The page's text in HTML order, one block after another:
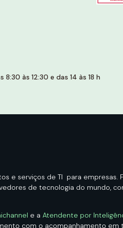
às 12:30 e das 14 às 18 h
e serviços de TI para empresas.
de tecnologia do mundo,
e a Atendente por
com o acompanhamento